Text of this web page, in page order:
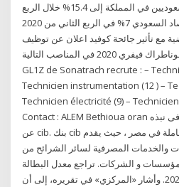
ارتفع معدل البطالة بين السعوديين في المملكة إلى 15.4% خلال الربع
الثاني من 2020. تقلص الاقتصاد السعودي 7% في الربع الثاني من 2020
مع تأثير جائحة كوفيد اعلان عن توظيف
بمؤسسة سوناطراك فيفري 2020 في المناصب التالية Le complexe
GL1Z de Sonatrach recrute : –
Technicien instrumentation (12 ) –
Technicien électricité (9) –
Contact : ALEM Bethioua oran توظف … التوظيف فى البنوك فى نبذه
عن cib. بنك cib من أكبر البنوك التجارية العاملة في مصر ، حيث يقدم cib
والخدمات المصرفية لسائر الشرائح من
و الشركات. تراجع معدل البطالة
لـ7.3% خلال الربع الثالث من 2020. وأشار «المركزي» في تقريره، إلى أن